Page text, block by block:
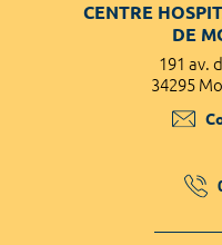
CENTRE
DE
191 av.
34295